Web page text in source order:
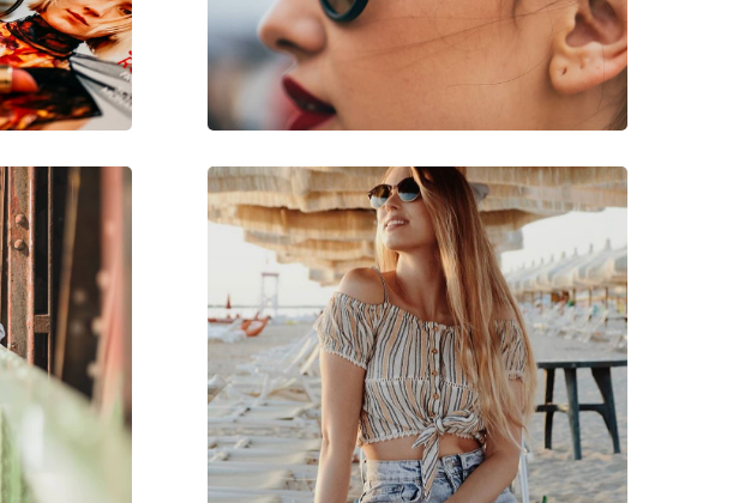
75 g
Non
Non
Oui
Non
Pour femmes
Lunettes de soleil
Liu Jo
Mode
LJ750S 001 54